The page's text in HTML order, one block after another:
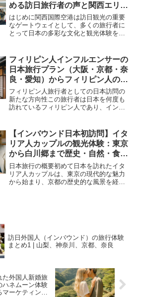
める訪日旅行者の声と関西エリア
の利便性
はじめに関西国際空港は訪日観光の重要
なゲートウェイとして、多くの旅行者に
とって日本の多彩な文化と観光体験をス
国際空港を起点に関西地方を巡った日本
旅行の体験をもとに、空港の...
フィリピン人インフルエンサーの
日本旅行プラン（大阪・京都・奈
良・愛知）からフィリピン人の訪
日体験ニーズを学ぶ
フィリピン人旅行者としての日本訪問の
新たな方向性この旅行者は日本を何度も
訪れているフィリピン人であり、インフ
たな体験やフォロワーに役立つ情報を提
供することにあります。こ...
【インバウンド日本初訪問】イタ
リア人カップルの観光体験：東京
から白川郷まで歴史・自然・食文
化をめぐる旅
日本旅行の概要初めて日本を訪れたイタ
リア人カップルは、東京の現代的な魅力
から始まり、京都の歴史的な風景を経
訪日外国人（インバウンド）の旅行体験
まとめ1 | 山梨、神奈川、京都、奈良
た外国人新婚旅
ハネムーン体験
マーケティング